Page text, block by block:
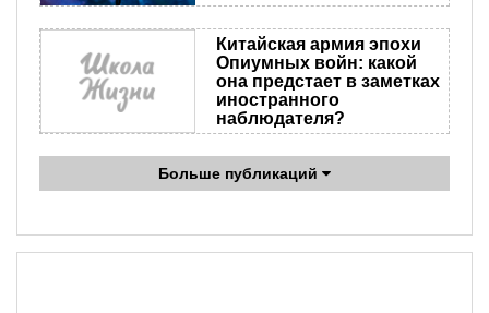
Китайская армия эпохи
Опиумных войн: какой
она предстает в заметках
иностранного
наблюдателя?
Больше публикаций